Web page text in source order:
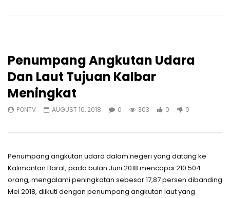
Penumpang Angkutan Udara
Dan Laut Tujuan Kalbar
Meningkat
PONTV AUGUST 10, 2018 0 303 0 0
Penumpang angkutan udara dalam negeri yang datang ke
Kalimantan Barat, pada bulan Juni 2018 mencapai 210.504
orang, mengalami peningkatan sebesar 17,87 persen dibanding
Mei 2018, diikuti dengan penumpang angkutan laut yang